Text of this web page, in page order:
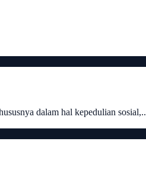
dalam hal kepedulian sosial,..